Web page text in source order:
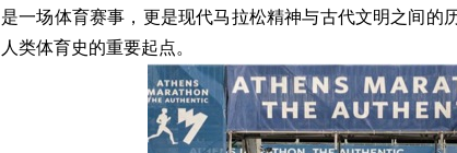
是一场体育赛事，更是现代马拉松精神与古代文明之间的
人类体育史的重要起点。